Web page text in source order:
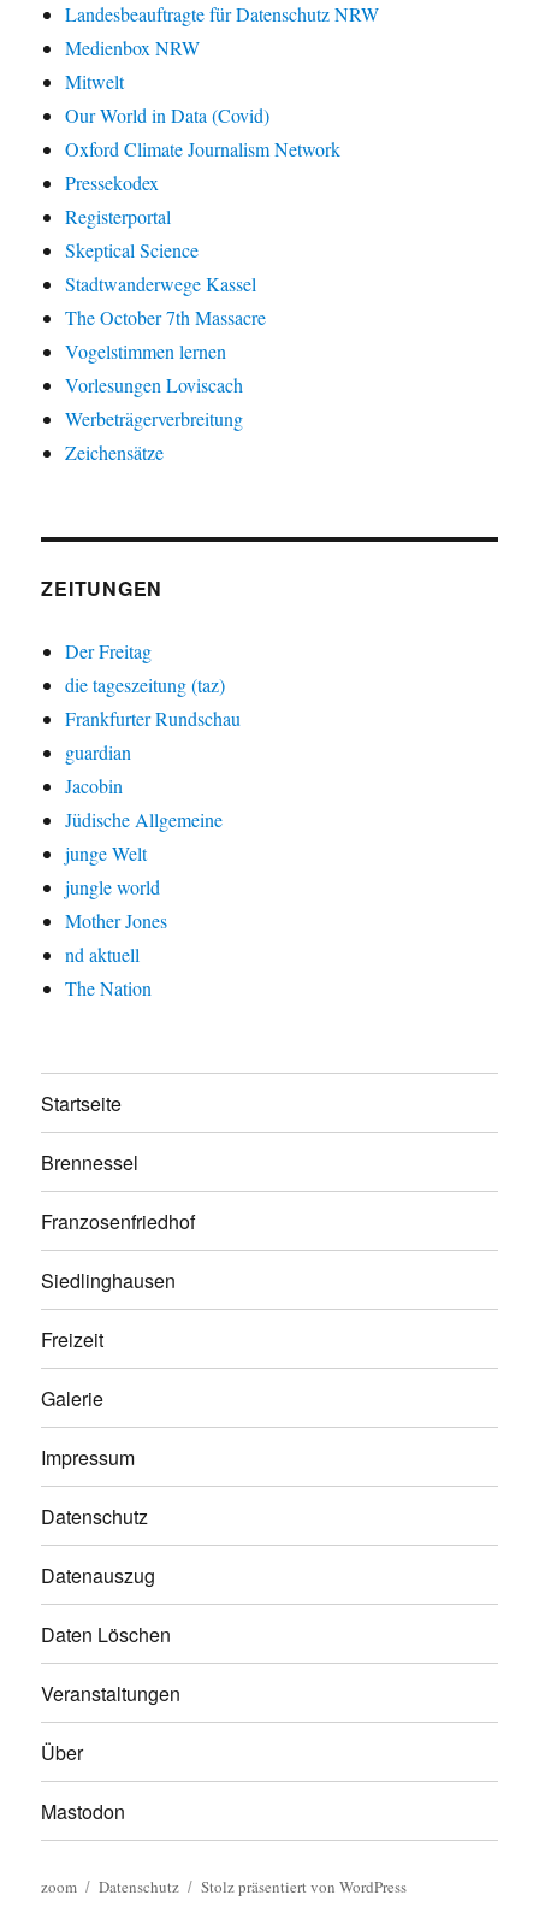
Landesbeauftragte für Datenschutz NRW
Medienbox NRW
Mitwelt
Our World in Data (Covid)
Oxford Climate Journalism Network
Pressekodex
Registerportal
Skeptical Science
Stadtwanderwege Kassel
The October 7th Massacre
Vogelstimmen lernen
Vorlesungen Loviscach
Werbeträgerverbreitung
Zeichensätze
ZEITUNGEN
Der Freitag
die tageszeitung (taz)
Frankfurter Rundschau
guardian
Jacobin
Jüdische Allgemeine
junge Welt
jungle world
Mother Jones
nd aktuell
The Nation
Startseite
Brennessel
Franzosenfriedhof
Siedlinghausen
Freizeit
Galerie
Impressum
Datenschutz
Datenauszug
Daten Löschen
Veranstaltungen
Über
Mastodon
zoom Datenschutz Stolz präsentiert von WordPress